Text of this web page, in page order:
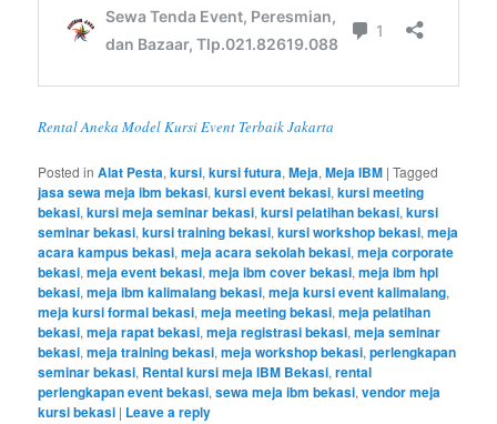
Rental Aneka Model Kursi Event Terbaik Jakarta
Posted in Alat Pesta,kursi,kursi futura,Meja,Meja IBM |Tagged
jasa sewa meja ibm bekasi,kursi event bekasi,kursi meeting
bekasi,kursi meja seminar bekasi,kursi pelatihan bekasi,kursi
seminar bekasi,kursi training bekasi,kursi workshop bekasi,meja
acara kampus bekasi,meja acara sekolah bekasi,meja corporate
bekasi,meja event bekasi,meja ibm cover bekasi,meja ibm hpl
bekasi,meja ibm kalimalang bekasi,meja kursi event kalimalang,
meja kursi formal bekasi,meja meeting bekasi,meja pelatihan
bekasi,meja rapat bekasi,meja registrasi bekasi,meja seminar
bekasi,meja training bekasi,meja workshop bekasi,perlengkapan
seminar bekasi, Rental kursi meja IBM Bekasi,rental
perlengkapan event bekasi,sewa meja ibm bekasi,vendor meja
kursi bekasi | Leave a reply